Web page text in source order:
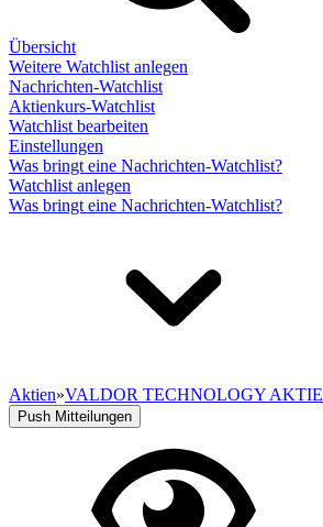
Übersicht
Weitere Watchlist anlegen
Nachrichten-Watchlist
Aktienkurs-Watchlist
Watchlist bearbeiten
Einstellungen
Was bringt eine Nachrichten-Watchlist?
Watchlist anlegen
Was bringt eine Nachrichten-Watchlist?
Aktien»VALDOR TECHNOLOGY AKTIE
Push Mitteilungen